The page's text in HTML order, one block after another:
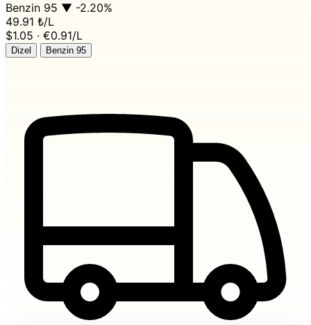
Benzin 95 ▼ -2.20%
49.91 ₺/L
$1.05 · €0.91/L
Dizel Benzin 95